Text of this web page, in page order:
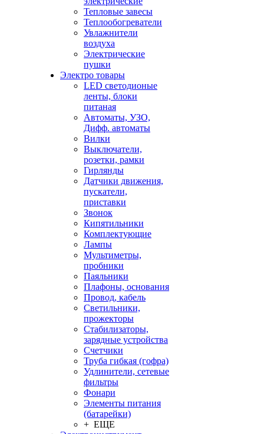
Тепловые завесы
Теплообогреватели
Увлажнители
воздуха
Электрические
пушки
Электро товары
LED светодионые
ленты, блоки
питаная
Автоматы, УЗО,
Дифф. автоматы
Вилки
Выключатели,
розетки, рамки
Гирлянды
Датчики движения,
пускатели,
приставки
Звонок
Кипятильники
Комплектующие
Лампы
Мультиметры,
пробники
Паяльники
Плафоны, основания
Провод, кабель
Светильники,
прожекторы
Стабилизаторы,
зарядные устройства
Счетчики
Труба гибкая (гофра)
Удлинители, сетевые
фильтры
Фонари
Элементы питания
(батарейки)
+ ЕЩЕ